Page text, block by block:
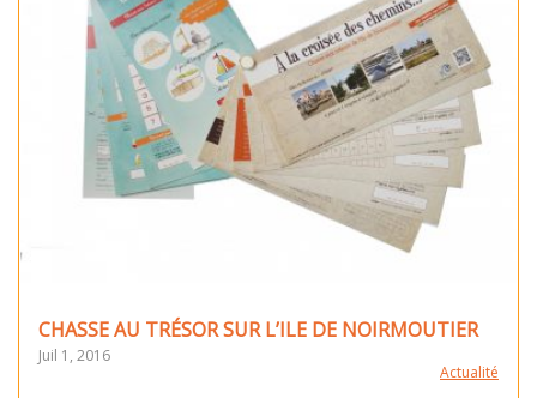
CHASSE AU TRÉSOR SUR L’ILE DE NOIRMOUTIER
Juil 1, 2016
Actualité